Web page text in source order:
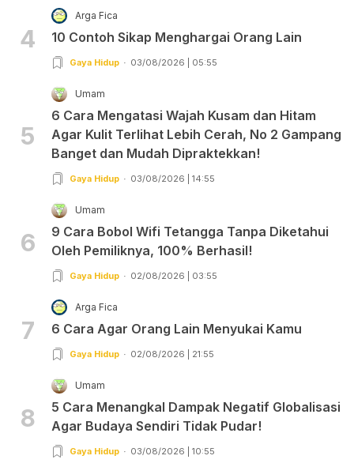
4
Arga Fica
10 Contoh Sikap Menghargai Orang Lain
Gaya Hidup 03/08/2026 | 05:55
5
Umam
6 Cara Mengatasi Wajah Kusam dan Hitam
Agar Kulit Terlihat Lebih Cerah, No 2 Gampang
Banget dan Mudah Dipraktekkan!
Gaya Hidup 03/08/2026 | 14:55
6
Umam
9 Cara Bobol Wifi Tetangga Tanpa Diketahui
Oleh Pemiliknya, 100% Berhasil!
Gaya Hidup 02/08/2026 | 03:55
7
Arga Fica
6 Cara Agar Orang Lain Menyukai Kamu
Gaya Hidup 02/08/2026 | 21:55
8
Umam
5 Cara Menangkal Dampak Negatif Globalisasi
Agar Budaya Sendiri Tidak Pudar!
Gaya Hidup 03/08/2026 | 10:55